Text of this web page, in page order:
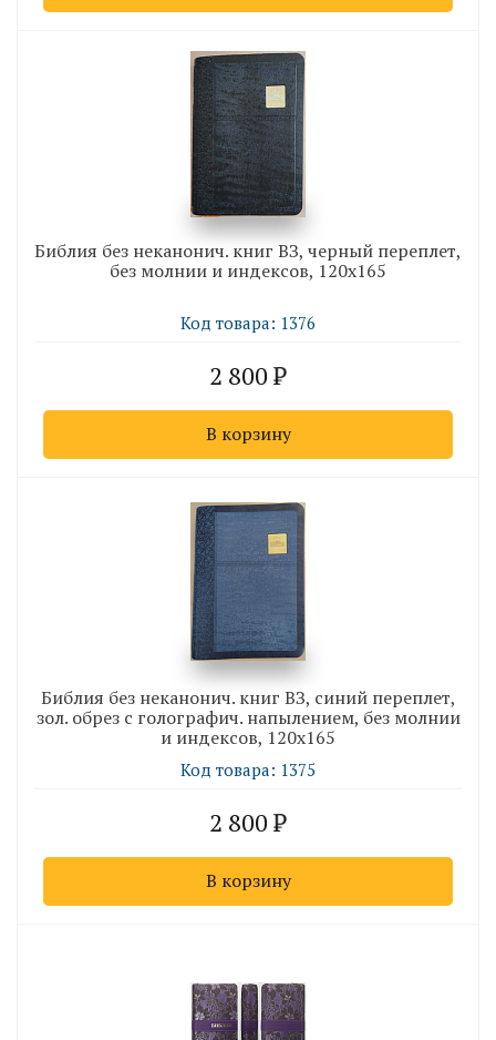
Библия без неканонич. книг ВЗ, черный переплет,
без молнии и индексов, 120х165
Код товара: 1376
2 800
В корзину
Библия без неканонич. книг ВЗ, синий переплет,
зол. обрез с голографич. напылением, без молнии
и индексов, 120х165
Код товара: 1375
2 800
В корзину